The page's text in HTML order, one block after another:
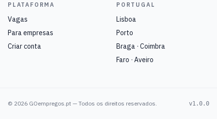
PLATAFORMA
Vagas
Para empresas
Criar conta
PORTUGAL
Lisboa
Porto
Braga · Coimbra
Faro · Aveiro
© 2026 GOempregos.pt — Todos os direitos reservados. v1.0.0